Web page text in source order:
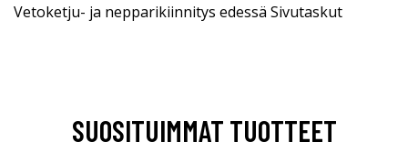
Vetoketju- ja nepparikiinnitys edessä Sivutaskut
SUOSITUIMMAT TUOTTEET